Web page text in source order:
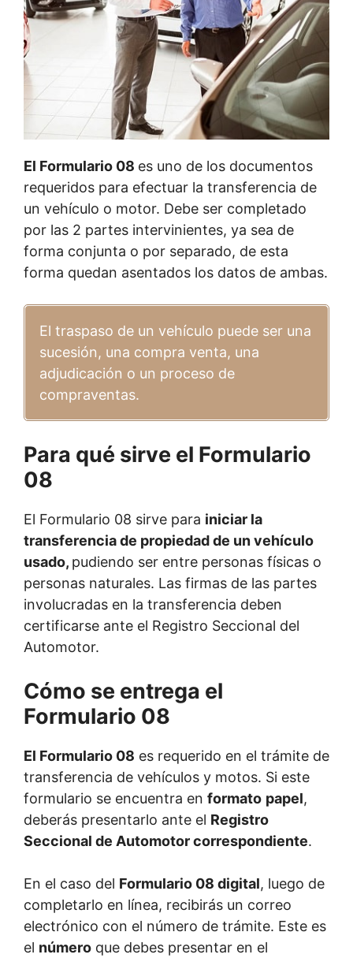
El Formulario 08 es uno de los documentos
requeridos para efectuar la transferencia de
un vehículo o motor. Debe ser completado
por las 2 partes intervinientes, ya sea de
forma conjunta o por separado, de esta
forma quedan asentados los datos de ambas.
El traspaso de un vehículo puede ser una
sucesión, una compra venta, una
adjudicación o un proceso de
compraventas.
Para qué sirve el Formulario
08
El Formulario 08 sirve para iniciar la
transferencia de propiedad de un vehículo
usado, pudiendo ser entre personas físicas o
personas naturales. Las firmas de las partes
involucradas en la transferencia deben
certificarse ante el Registro Seccional del
Automotor.
Cómo se entrega el
Formulario 08
El Formulario 08 es requerido en el trámite de
transferencia de vehículos y motos. Si este
formulario se encuentra en formato papel,
deberás presentarlo ante el Registro
Seccional de Automotor correspondiente.
En el caso del Formulario 08 digital, luego de
completarlo en línea, recibirás un correo
electrónico con el número de trámite. Este es
el número que debes presentar en el